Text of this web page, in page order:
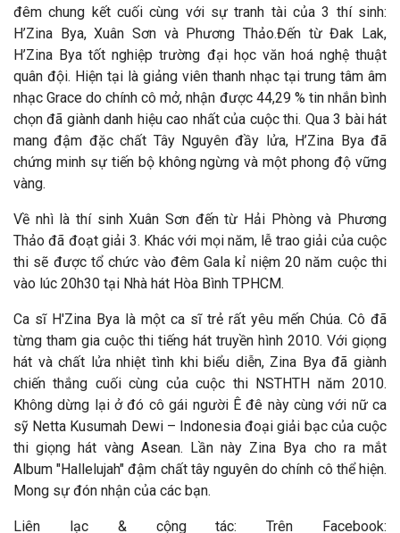
đêm chung kết cuối cùng với sự tranh tài của 3 thí sinh:
H’Zina Bya, Xuân Sơn và Phương Thảo.Đến từ Đak Lak,
H’Zina Bya tốt nghiệp trường đại học văn hoá nghệ thuật
quân đội. Hiện tại là giảng viên thanh nhạc tại trung tâm âm
nhạc Grace do chính cô mở, nhận được 44,29 % tin nhắn bình
chọn đã giành danh hiệu cao nhất của cuộc thi. Qua 3 bài hát
mang đậm đặc chất Tây Nguyên đầy lửa, H’Zina Bya đã
chứng minh sự tiến bộ không ngừng và một phong độ vững
vàng.
Về nhì là thí sinh Xuân Sơn đến từ Hải Phòng và Phương
Thảo đã đoạt giải 3. Khác với mọi năm, lễ trao giải của cuộc
thi sẽ được tổ chức vào đêm Gala kỉ niệm 20 năm cuộc thi
vào lúc 20h30 tại Nhà hát Hòa Bình TPHCM.
Ca sĩ H'Zina Bya là một ca sĩ trẻ rất yêu mến Chúa. Cô đã
từng tham gia cuộc thi tiếng hát truyền hình 2010. Với giọng
hát và chất lửa nhiệt tình khi biểu diễn, Zina Bya đã giành
chiến thắng cuối cùng của cuộc thi NSTHTH năm 2010.
Không dừng lại ở đó cô gái người Ê đê này cùng với nữ ca
sỹ Netta Kusumah Dewi – Indonesia đoại giải bạc của cuộc
thi giọng hát vàng Asean. Lần này Zina Bya cho ra mắt
Album "Hallelujah" đậm chất tây nguyên do chính cô thể hiện.
Mong sự đón nhận của các bạn.
Liên lạc & cộng tác: Trên Facebook: